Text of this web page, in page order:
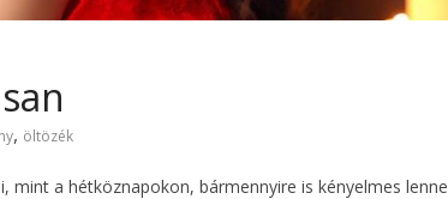
, öltözék
mint a hétköznapokon, bármennyire is kényelmes lenne